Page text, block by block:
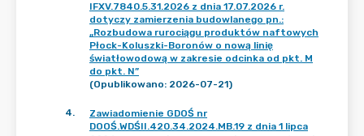
IFXV.7840.5.31.2026 z dnia 17.07.2026 r.
dotyczy zamierzenia budowlanego pn.:
„Rozbudowa rurociągu produktów naftowych
Płock-Koluszki-Boronów o nową linię
światłowodową w zakresie odcinka od pkt. M
do pkt. N”
(Opublikowano: 2026-07-21)
4.
Zawiadomienie GDOŚ nr
DOOŚ.WDŚII.420.34.2024.MB.19 z dnia 1 lipca